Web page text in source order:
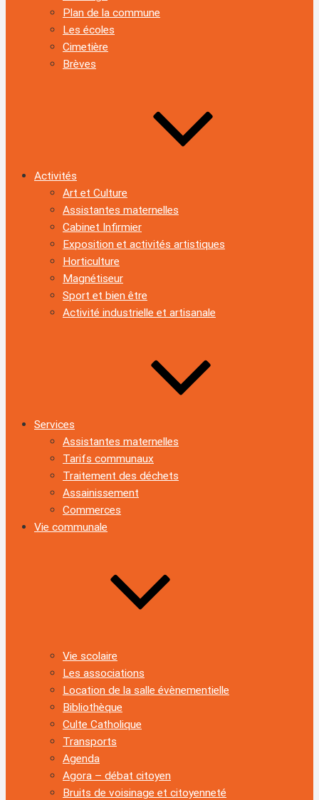
Plan de la commune
Les écoles
Cimetière
Brèves
Activités
Art et Culture
Assistantes maternelles
Cabinet Infirmier
Exposition et activités artistiques
Horticulture
Magnétiseur
Sport et bien être
Activité industrielle et artisanale
Services
Assistantes maternelles
Tarifs communaux
Traitement des déchets
Assainissement
Commerces
Vie communale
Vie scolaire
Les associations
Location de la salle évènementielle
Bibliothèque
Culte Catholique
Transports
Agenda
Agora – débat citoyen
Bruits de voisinage et citoyenneté